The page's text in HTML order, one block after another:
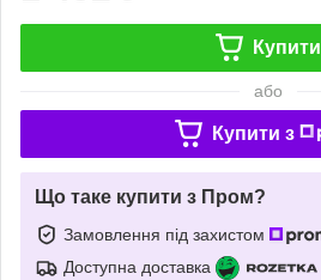
Купити
або
Купити з
Що таке купити з Пром?
Замовлення під захистом
Доступна доставка